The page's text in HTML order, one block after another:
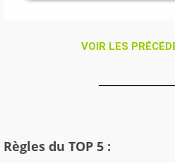
VOIR LES
Règles du TOP 5 :